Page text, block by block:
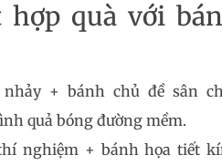
quà với
nhảy + bánh chủ đề sân
quả bóng đường mềm.
nghiệm + bánh họa tiết